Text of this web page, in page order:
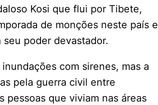
Kosi que flui por Tibete,
de monções neste país e
poder devastador.
com sirenes, mas a
pela guerra civil entre
pessoas que viviam nas áreas